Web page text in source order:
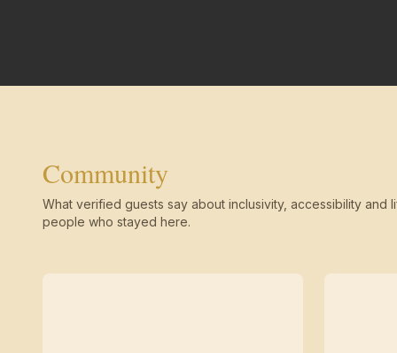
Community
What verified guests say about inclusivity, accessibility and
people who stayed here.